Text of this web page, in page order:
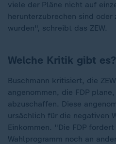
viele der Pläne nicht auf
herunterzubrechen sind
wurden", schreibt das ZEW.
Welche Kritik gibt es?
Buschmann kritisiert, die
angenommen, die FDP
abzuschaffen. Diese
ursächlich für die negativen
Einkommen. "Die FDP
Wahlprogramm noch an